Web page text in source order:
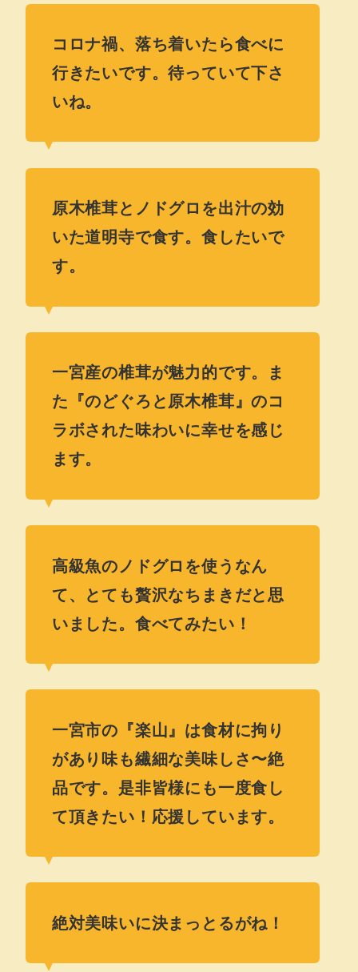
コロナ禍、落ち着いたら食べに
行きたいです。待っていて下さ
いね。
原木椎茸とノドグロを出汁の効
いた道明寺で食す。食したいで
す。
一宮産の椎茸が魅力的です。ま
た『のどぐろと原木椎茸』のコ
ラボされた味わいに幸せを感じ
ます。
高級魚のノドグロを使うなん
て、とても贅沢なちまきだと思
いました。食べてみたい！
一宮市の『楽山』は食材に拘り
があり味も繊細な美味しさ〜絶
品です。是非皆様にも一度食し
て頂きたい！応援しています。
絶対美味いに決まっとるがね！